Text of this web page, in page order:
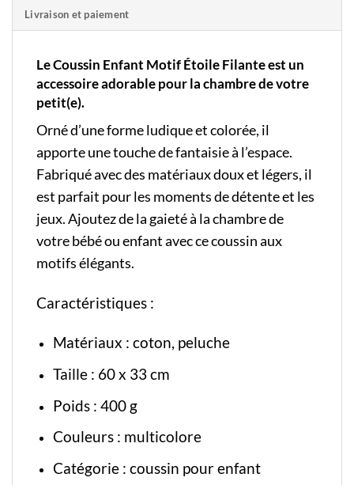
Livraison et paiement
Le Coussin Enfant Motif Étoile Filante est un
accessoire adorable pour la chambre de votre
petit(e).
Orné d’une forme ludique et colorée, il
apporte une touche de fantaisie à l’espace.
Fabriqué avec des matériaux doux et légers, il
est parfait pour les moments de détente et les
jeux. Ajoutez de la gaieté à la chambre de
votre bébé ou enfant avec ce coussin aux
motifs élégants.
Caractéristiques :
Matériaux : coton, peluche
Taille : 60 x 33 cm
Poids : 400 g
Couleurs : multicolore
Catégorie : coussin pour enfant